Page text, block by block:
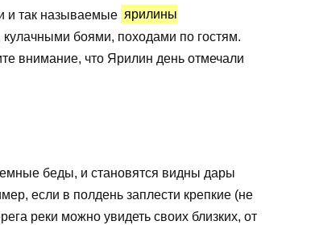
и так называемые ярилины
боями, походами по гостям.
внимание, что Ярилин день отмечали
беды, и становятся видны дары
если в полдень заплести крепкие (не
реки можно увидеть своих близких, от